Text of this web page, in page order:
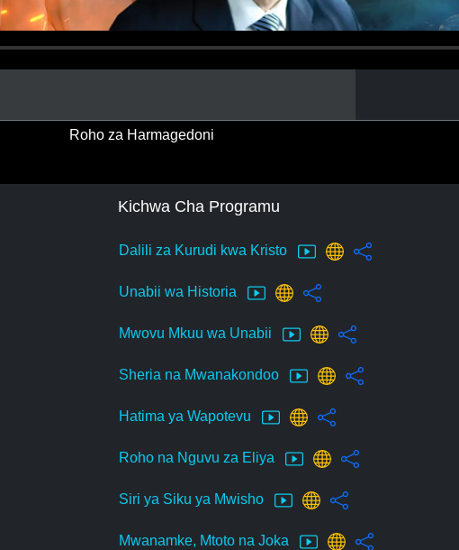
Roho za Harmagedoni
Kichwa Cha Programu
Dalili za Kurudi kwa Kristo
Unabii wa Historia
Mwovu Mkuu wa Unabii
Sheria na Mwanakondoo
Hatima ya Wapotevu
Roho na Nguvu za Eliya
Siri ya Siku ya Mwisho
Mwanamke, Mtoto na Joka